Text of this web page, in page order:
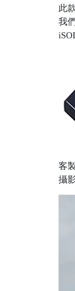
此
我
客
攝